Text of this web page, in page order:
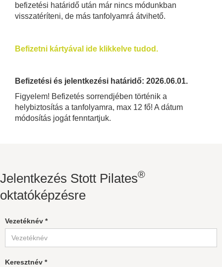
befizetési határidő után már nincs módunkban
visszatéríteni, de más tanfolyamrá átvihető.
Befizetni kártyával ide klikkelve tudod.
Befizetési és jelentkezési határidő: 2026.06.01.
Figyelem! Befizetés sorrendjében történik a
helybiztosítás a tanfolyamra, max 12 fő! A dátum
módosítás jogát fenntartjuk.
Jelentkezés Stott Pilates®
oktatóképzésre
Vezetéknév *
Keresztnév *